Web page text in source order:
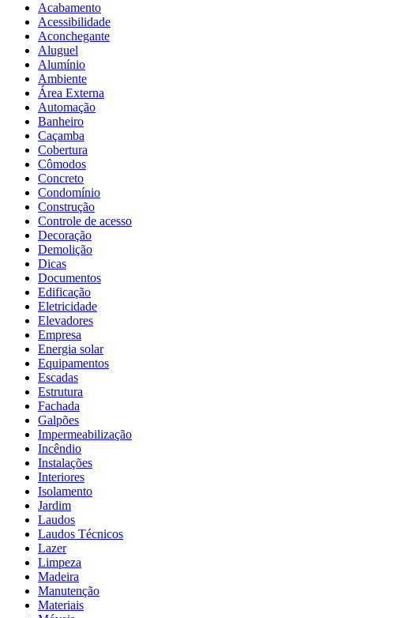
Acabamento
Acessibilidade
Aconchegante
Aluguel
Alumínio
Ambiente
Área Externa
Automação
Banheiro
Caçamba
Cobertura
Cômodos
Concreto
Condomínio
Construção
Controle de acesso
Decoração
Demolição
Dicas
Documentos
Edificação
Eletricidade
Elevadores
Empresa
Energia solar
Equipamentos
Escadas
Estrutura
Fachada
Galpões
Impermeabilização
Incêndio
Instalações
Interiores
Isolamento
Jardim
Laudos
Laudos Técnicos
Lazer
Limpeza
Madeira
Manutenção
Materiais